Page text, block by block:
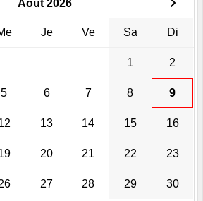
Août 2026
Je Ve Sa Di
1 2
5 6 7 8 9
13 14 15 16
20 21 22 23
27 28 29 30